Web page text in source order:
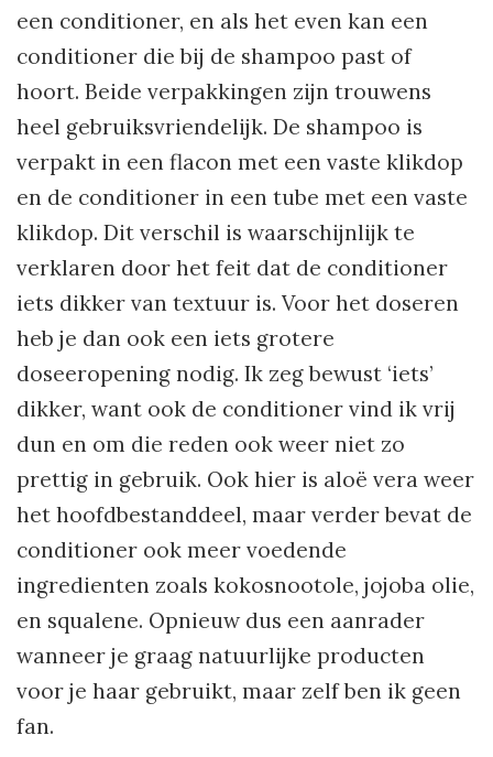
een conditioner, en als het even kan een
conditioner die bij de shampoo past of
hoort. Beide verpakkingen zijn trouwens
heel gebruiksvriendelijk. De shampoo is
verpakt in een flacon met een vaste klikdop
en de conditioner in een tube met een vaste
klikdop. Dit verschil is waarschijnlijk te
verklaren door het feit dat de conditioner
iets dikker van textuur is. Voor het doseren
heb je dan ook een iets grotere
doseeropening nodig. Ik zeg bewust ‘iets’
dikker, want ook de conditioner vind ik vrij
dun en om die reden ook weer niet zo
prettig in gebruik. Ook hier is aloë vera weer
het hoofdbestanddeel, maar verder bevat de
conditioner ook meer voedende
ingredienten zoals kokosnootole, jojoba olie,
en squalene. Opnieuw dus een aanrader
wanneer je graag natuurlijke producten
voor je haar gebruikt, maar zelf ben ik geen
fan.